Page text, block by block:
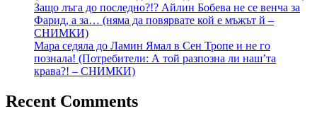
Защо лъга до последно?!? Айлин Бобева не се венча за
Фарид, а за… (няма да повярвате кой е мъжът й –
СНИМКИ)
Мара седяла до Ламин Ямал в Сен Тропе и не го
познала! (Потребители: А той разпозна ли наш’та
крава?! – СНИМКИ)
Recent Comments